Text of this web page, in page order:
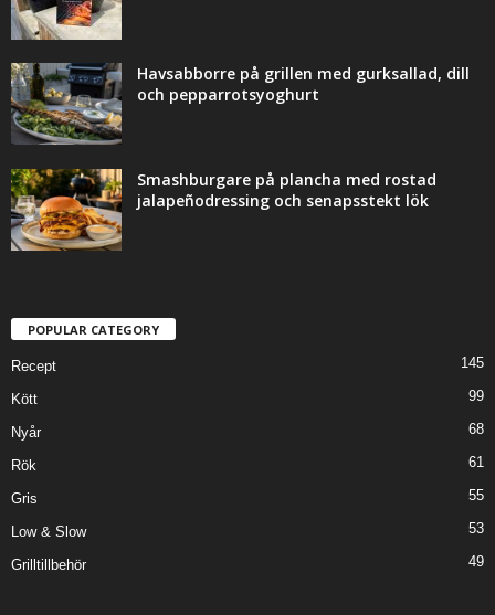
Havsabborre på grillen med gurksallad, dill
och pepparrotsyoghurt
Smashburgare på plancha med rostad
jalapeñodressing och senapsstekt lök
POPULAR CATEGORY
Recept 145
Kött 99
Nyår 68
Rök 61
Gris 55
Low & Slow 53
Grilltillbehör 49